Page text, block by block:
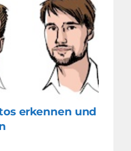
erkennen und